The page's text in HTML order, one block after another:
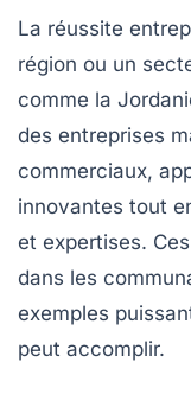
La réussite
région ou un
comme la
des entreprises
commerciaux,
innovantes tout
et expertises.
dans les
exemples
peut accomplir.